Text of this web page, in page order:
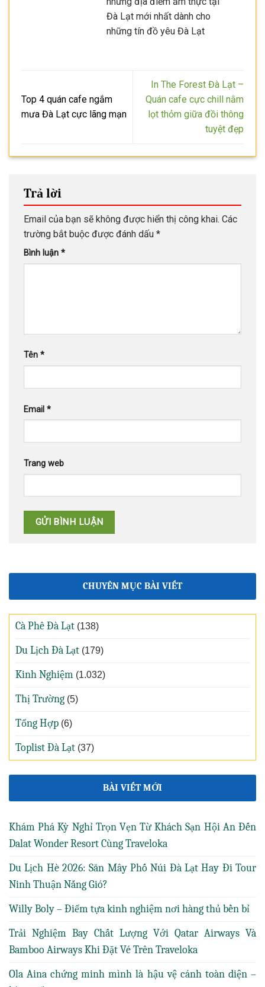
Đà Lạt mới nhất dành cho
những tín đồ yêu Đà Lạt
Top 4 quán cafe ngắm
mưa Đà Lạt cực lãng mạn
In The Forest Đà Lạt –
Quán cafe cực chill nằm
lọt thỏm giữa đồi thông
tuyệt đẹp
Trả lời
Email của bạn sẽ không được hiển thị công khai. Các
trường bắt buộc được đánh dấu *
Bình luận *
Tên *
Email *
Trang web
CHUYÊN MỤC BÀI VIẾT
Cà Phê Đà Lạt (138)
Du Lịch Đà Lạt (179)
Kinh Nghiệm (1.032)
Thị Trường (5)
Tổng Hợp (6)
Toplist Đà Lạt (37)
BÀI VIẾT MỚI
Khám Phá Kỳ Nghỉ Trọn Vẹn Từ Khách Sạn Hội An Đến
Dalat Wonder Resort Cùng Traveloka
Du Lịch Hè 2026: Săn Mây Phố Núi Đà Lạt Hay Đi Tour
Ninh Thuận Nắng Gió?
Willy Boly – Điểm tựa kinh nghiệm nơi hàng thủ bền bỉ
Trải Nghiệm Bay Chất Lượng Với Qatar Airways Và
Bamboo Airways Khi Đặt Vé Trên Traveloka
Ola Aina chứng minh mình là hậu vệ cánh toàn diện –